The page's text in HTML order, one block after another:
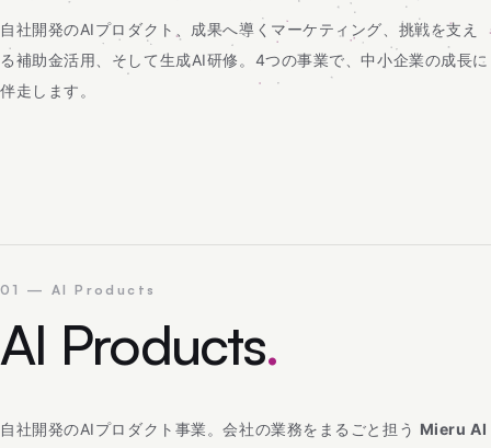
自社開発のAIプロダクト、成果へ導くマーケティング、挑戦を支え
る補助金活用、そして生成AI研修。4つの事業で、中小企業の成長に
伴走します。
01 — AI Products
AI Products.
自社開発のAIプロダクト事業。会社の業務をまるごと担う Mieru AI